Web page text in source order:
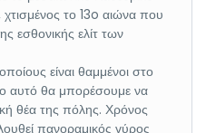
το 13o αιώνα που
εσθονικής ελίτ των
είναι θαμμένοι στο
αυτό θα μπορέσουμε να
θέα της πόλης. Χρόνος
πανοραμικός γύρος